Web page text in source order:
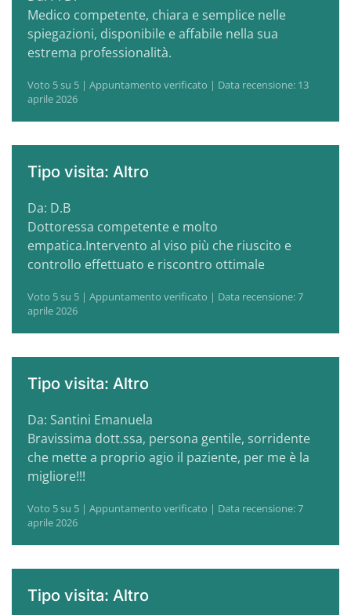
Medico competente, chiara e semplice nelle
spiegazioni, disponibile e affabile nella sua
estrema professionalità.
Voto 5 su 5 | Appuntamento verificato | Data recensione: 13
aprile 2026
Tipo visita: Altro
Da: D.B
Dottoressa competente e molto
empatica.Intervento al viso più che riuscito e
controllo effettuato e riscontro ottimale
Voto 5 su 5 | Appuntamento verificato | Data recensione: 7
aprile 2026
Tipo visita: Altro
Da: Santini Emanuela
Bravissima dott.ssa, persona gentile, sorridente
che mette a proprio agio il paziente, per me è la
migliore!!!
Voto 5 su 5 | Appuntamento verificato | Data recensione: 7
aprile 2026
Tipo visita: Altro